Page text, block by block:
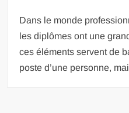
Dans le monde
les diplômes ont une
ces éléments servent de
poste d’une personne,